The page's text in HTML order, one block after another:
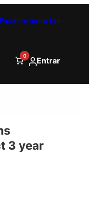
Encontre nossa loja
0 Entrar
3 year